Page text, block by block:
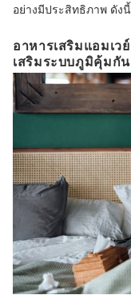
อย่างมีประสิทธิภาพ ดังนี้
อาหารเสริมแอมเ
เสริมระบบภูมิคุ้มกั